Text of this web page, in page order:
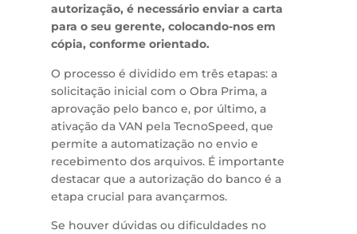
autorização, é necessário enviar a carta
para o seu gerente, colocando-nos em
cópia, conforme orientado.
O processo é dividido em três etapas: a
solicitação inicial com o Obra Prima, a
aprovação pelo banco e, por último, a
ativação da VAN pela TecnoSpeed, que
permite a automatização no envio e
recebimento dos arquivos. É importante
destacar que a autorização do banco é a
etapa crucial para avançarmos.
Se houver dúvidas ou dificuldades no